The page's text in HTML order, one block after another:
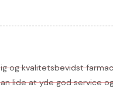
og kvalitetsbevidst
lide at yde god service